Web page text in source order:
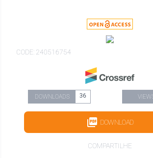
CODE: 240516754
DOWNLOADS 36
DOWNLOAD
COMPARTILHE